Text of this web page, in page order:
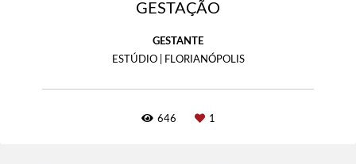
GESTAÇÃO
GESTANTE
ESTÚDIO | FLORIANÓPOLIS
646 1